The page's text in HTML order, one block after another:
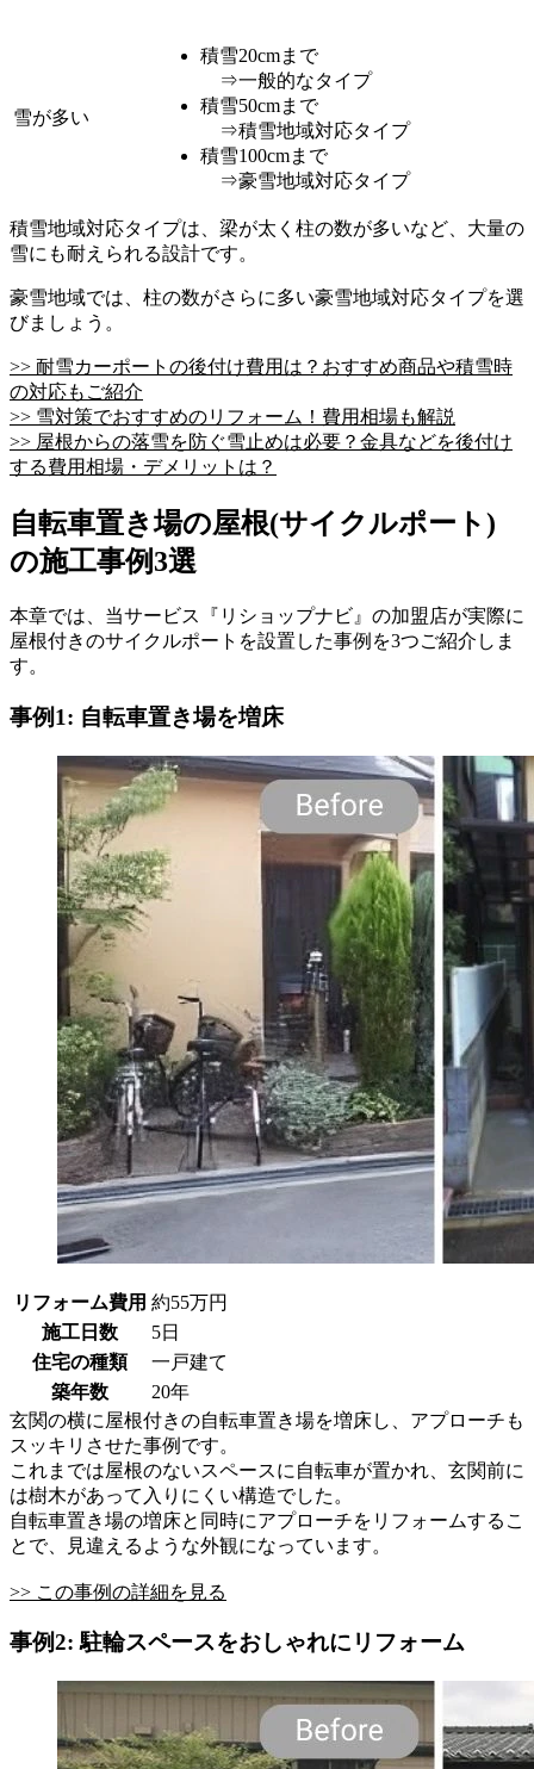
雪が多い
積雪20cmまで
⇒一般的なタイプ
積雪50cmまで
⇒積雪地域対応タイプ
積雪100cmまで
⇒豪雪地域対応タイプ
積雪地域対応タイプは、梁が太く柱の数が多いなど、大量の
雪にも耐えられる設計です。
豪雪地域では、柱の数がさらに多い豪雪地域対応タイプを選
びましょう。
>> 耐雪カーポートの後付け費用は？おすすめ商品や積雪時
の対応もご紹介
>> 雪対策でおすすめのリフォーム！費用相場も解説
>> 屋根からの落雪を防ぐ雪止めは必要？金具などを後付け
する費用相場・デメリットは？
自転車置き場の屋根(サイクルポート)
の施工事例3選
本章では、当サービス『リショップナビ』の加盟店が実際に
屋根付きのサイクルポートを設置した事例を3つご紹介しま
す。
事例1: 自転車置き場を増床
リフォーム費用 約55万円
施工日数
5日
住宅の種類
一戸建て
築年数
20年
玄関の横に屋根付きの自転車置き場を増床し、アプローチも
スッキリさせた事例です。
これまでは屋根のないスペースに自転車が置かれ、玄関前に
は樹木があって入りにくい構造でした。
自転車置き場の増床と同時にアプローチをリフォームするこ
とで、見違えるような外観になっています。
>> この事例の詳細を見る
事例2: 駐輪スペースをおしゃれにリフォーム